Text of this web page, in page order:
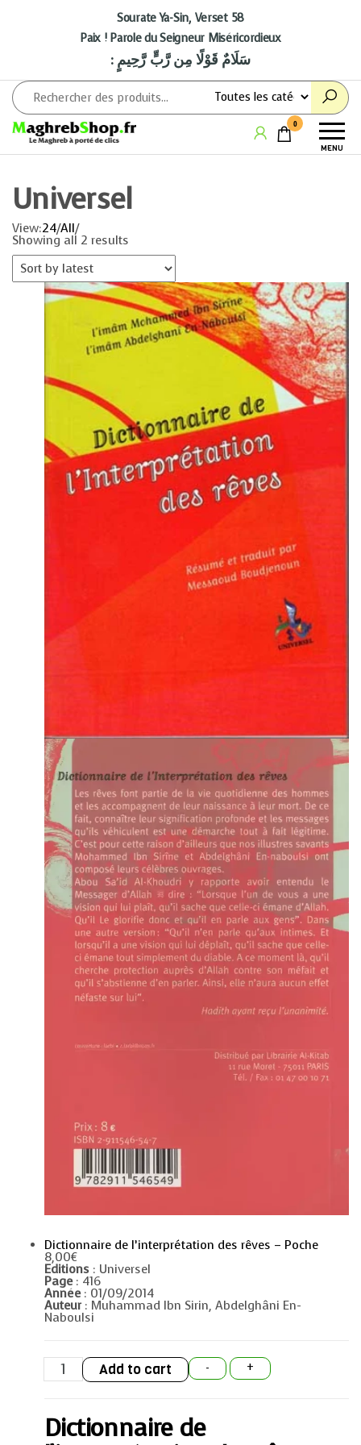
Sourate Ya-Sin, Verset 58
Paix ! Parole du Seigneur Miséricordieux
: سَلَامٌ قَوْلًا مِن رَّبٍّ رَّحِيمٍ
Maghrebshop
à porter
MENU
0
Universel
View:24/All/
Showing all 2 results
Dictionnaire de l’interprétation des rêves – Poche
8,00€
Editions : Universel
Page: 416
Année : 01/09/2014
Auteur : Muhammad Ibn Sirin, Abdelghâni En-
Naboulsi
-
Dictionnaire
l'interprétation
-
Poche
+
Add to cart
Dictionnaire de